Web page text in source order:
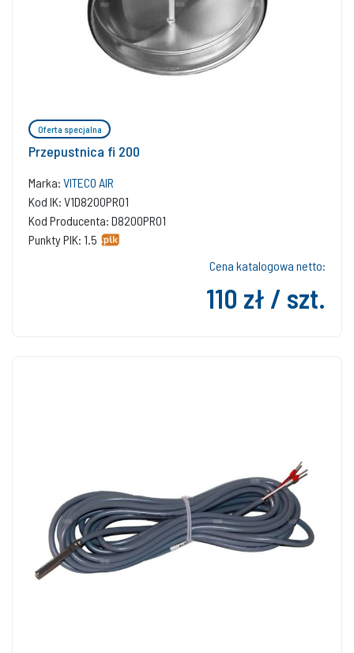
Oferta specjalna
Przepustnica fi 200
Marka: VITECO AIR
Kod IK: V1D8200PR01
Kod Producenta: D8200PR01
Punkty PIK: 1.5
Cena katalogowa netto:
110 zł / szt.